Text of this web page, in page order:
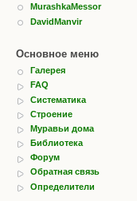
MurashkaMessor
DavidManvir
Основное меню
Галерея
FAQ
Систематика
Строение
Муравьи дома
Библиотека
Форум
Обратная связь
Определители